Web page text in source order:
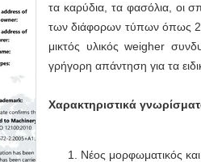
τα καρύδια, τα φασόλια, οι
των διάφορων τύπων όπως 2
μικτός υλικός weigher
γρήγορη απάντηση για τα
Χαρακτηριστικά
Νέος μορφωματικός